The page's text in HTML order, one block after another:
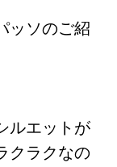
ッソのご紹
ルエットが
クラクなの